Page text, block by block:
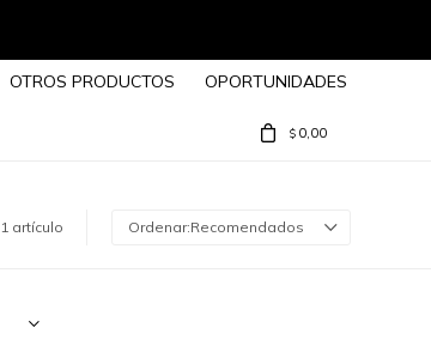
OTROS PRODUCTOS OPORTUNIDADES
$ 0,00
1 artículo Recomendados